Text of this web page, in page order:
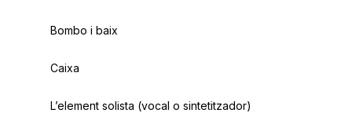
Bombo i baix
Caixa
L’element solista (vocal o sintetitzador)